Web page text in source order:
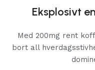
Eksplosivt
Med 200mg rent
bort all